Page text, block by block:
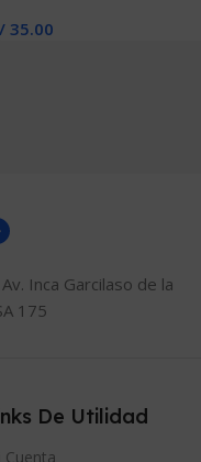
35.00
Inca Garcilaso de la
175
De Utilidad
Cuenta